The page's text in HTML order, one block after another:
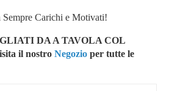
Carichi e Motivati!
DA A TAVOLA COL
il nostro Negozio per tutte le